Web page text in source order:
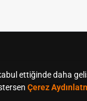
- 2024 Tüm